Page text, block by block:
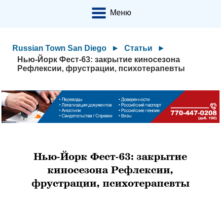
Меню
Russian Town San Diego ► Статьи
►
Нью-Йорк Фест-63: закрытие киносезона
Рефлексии, фрустрации, психотерапевты
Нью-Йорк Фест-63: закрытие
киносезона Рефлексии,
фрустрации, психотерапевты